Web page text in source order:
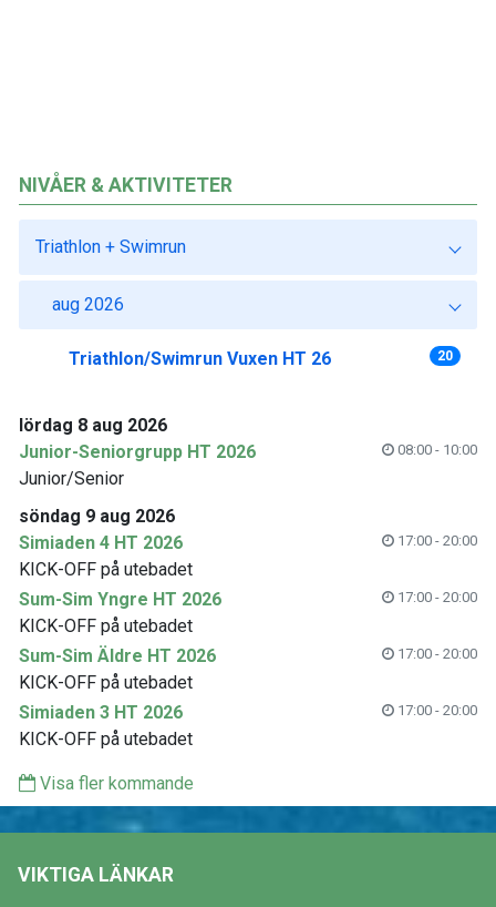
NIVÅER & AKTIVITETER
Triathlon + Swimrun
aug 2026
Triathlon/Swimrun Vuxen HT 26 20
lördag 8 aug 2026
Junior-Seniorgrupp HT 2026
08:00 - 10:00
Junior/Senior
söndag 9 aug 2026
Simiaden 4 HT 2026
17:00 - 20:00
KICK-OFF på utebadet
Sum-Sim Yngre HT 2026
17:00 - 20:00
KICK-OFF på utebadet
Sum-Sim Äldre HT 2026
17:00 - 20:00
KICK-OFF på utebadet
Simiaden 3 HT 2026
17:00 - 20:00
KICK-OFF på utebadet
Visa fler kommande
VIKTIGA LÄNKAR